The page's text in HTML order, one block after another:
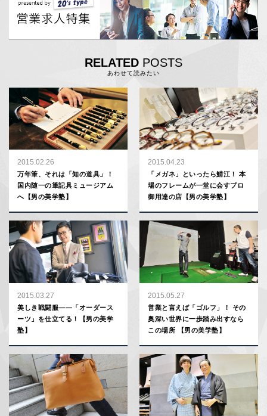
RELATED POSTS
あわせて読みたい
2015.02.26
万年筆、それは「知の道具」！
国内随一の筆記具ミュージアム
へ【男の美学塾】
2015.04.23
「メガネ」といったら鯖江！ 本
場のフレームが一堂に会すプロ
御用達の店【男の美学塾】
2015.03.27
美しき戦闘服――「オーダース
ーツ」を仕立てる！【男の美学
塾】
2015.05.27
営業と言えば「ゴルフ」！ その
奥深い世界に一歩踏み出すなら
この場所 【男の美学塾】